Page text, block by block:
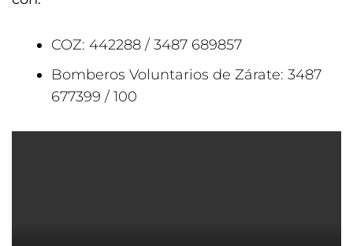
COZ: 442288 / 3487 689857
Bomberos Voluntarios de Zárate: 3487
677399 / 100